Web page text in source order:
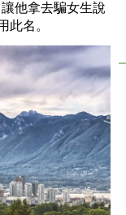
他拿去騙女生說
此名。